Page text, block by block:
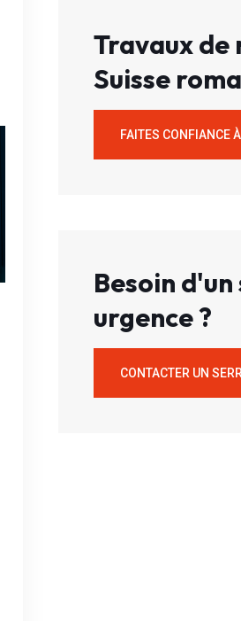
Travaux de
Suisse
FAITES CONFIANCE
Besoin
urgence ?
CONTACTER UN